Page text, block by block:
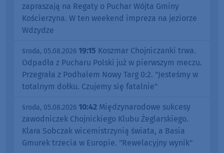
zapraszają na Regaty o Puchar Wójta Gminy
Kościerzyna. W ten weekend impreza na jeziorze
Wdzydze
środa, 05.08.2026 19:15 Koszmar Chojniczanki trwa.
Odpadła z Pucharu Polski już w pierwszym meczu.
Przegrała z Podhalem Nowy Targ 0:2. "Jesteśmy w
totalnym dołku. Czujemy się fatalnie"
środa, 05.08.2026 10:42 Międzynarodowe sukcesy
zawodniczek Chojnickiego Klubu Żeglarskiego.
Klara Sobczak wicemistrzynią świata, a Basia
Gmurek trzecia w Europie. "Rewelacyjny wynik"